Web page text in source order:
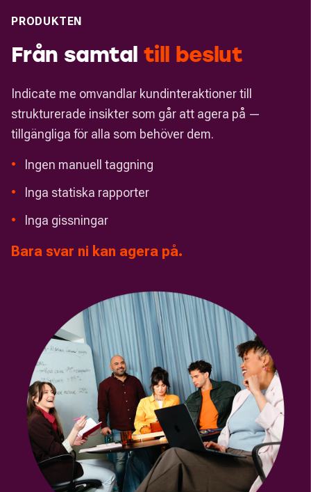
PRODUKTEN
Från samtal till beslut
Indicate me omvandlar kundinteraktioner till
strukturerade insikter som går att agera på —
tillgängliga för alla som behöver dem.
•
Ingen manuell taggning
•
Inga statiska rapporter
•
Inga gissningar
Bara svar ni kan agera på.